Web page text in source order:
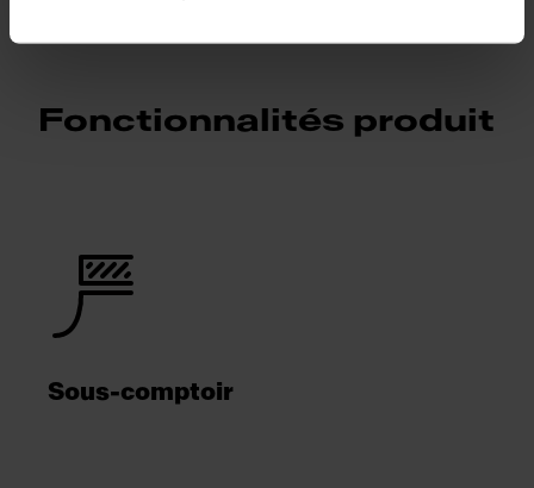
Fonctionnalités produit
Sous-comptoir